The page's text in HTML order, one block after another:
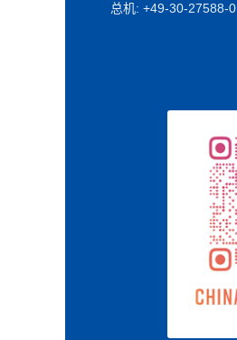
总机: +49-30-27588-0